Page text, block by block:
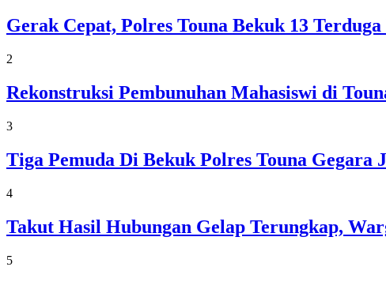
Gerak Cepat, Polres Touna Bekuk 13
2
Rekonstruksi Pembunuhan Mahasiswi di
3
Tiga Pemuda Di Bekuk Polres Touna Gegara
4
Takut Hasil Hubungan Gelap Terungkap,
5